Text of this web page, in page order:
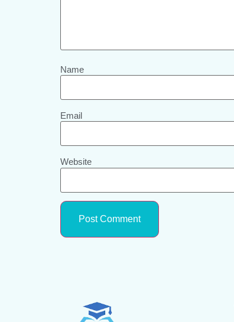
Name
Email
Website